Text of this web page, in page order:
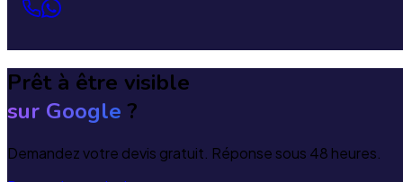
Prêt à être visible
sur Google ?
Demandez votre devis gratuit. Réponse sous 48 heures.